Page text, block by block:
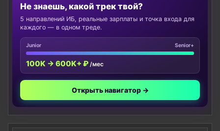
Не знаешь, какой трек твой?
5 направлений ИБ, реальные зарплаты и точка входа для
каждого — в одном треде.
Junior Senior+
100K → 600K+ ₽ /мес
Открыть навигатор →